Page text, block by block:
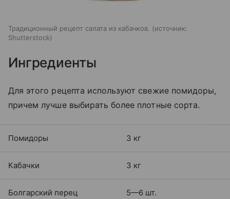
Традиционный рецепт салата из кабачков.
источник:
Shutterstock
Ингредиенты
Для этого рецепта используют свежие помидоры,
причем лучше выбирать более плотные сорта.
Помидоры 3 кг
Кабачки 3 кг
Болгарский перец 5—6 шт.